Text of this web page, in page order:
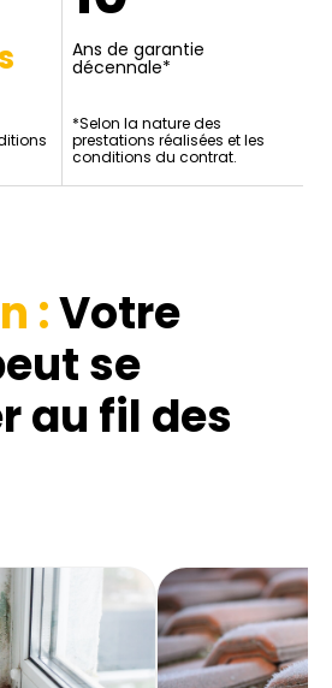
Ans de garantie
décennale*
*Selon la nature des
prestations réalisées et les
conditions du contrat.
:Votre
se
au fil des